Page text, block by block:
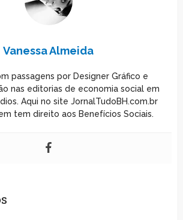
Vanessa Almeida
passagens por Designer Gráfico e
nas editorias de economia social em
Aqui no site JornalTudoBH.com.br
tem direito aos Benefícios Sociais.